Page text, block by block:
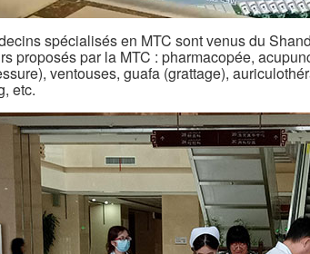
spécialisés en MTC sont venus du
proposés par la MTC : pharmacopée,
ventouses, guafa (grattage),
etc.